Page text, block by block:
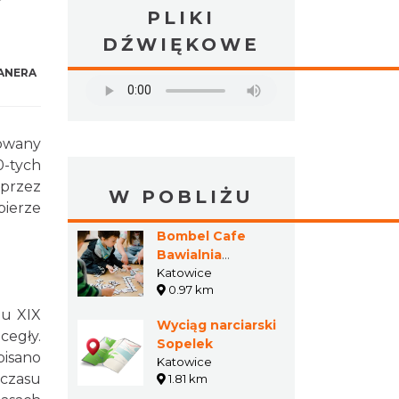
tych
XIX
PLIKI
DŹWIĘKOWE
W POBLIŻU
Bombel Cafe
Bawialnia
Naturalna
Katowice
0.97 km
Wyciąg narciarski
Sopelek
Katowice
1.81 km